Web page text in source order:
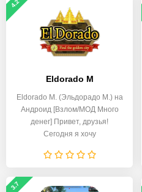
4.2
Eldorado M
Eldorado M. (Эльдорадо М.) на
Андроид [Взлом/МОД Много
денег] Привет, друзья!
Сегодня я хочу
3.7